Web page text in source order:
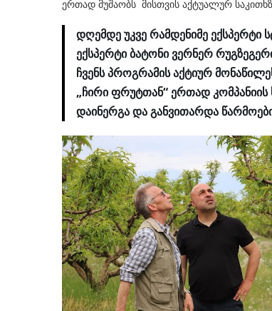
ერთად მუშაობს მისთვის აქტუალურ
დღემდე უკვე რამდენიმე ექსპერტი
ექსპერტი ბატონი ვერნერ
ჩვენს პროგრამის აქტიურ
„ჩირი ფრუტთან“ ერთად კომპანიის
დაინერგა და განვითარდა